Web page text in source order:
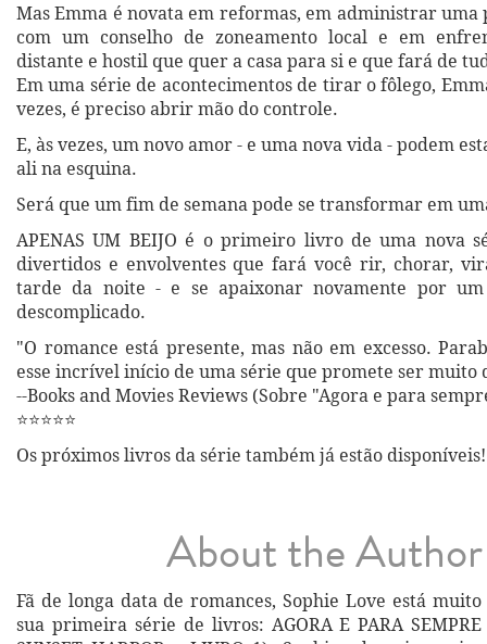
Mas Emma é novata em reformas, em administrar uma
com um conselho de zoneamento local e em
distante e hostil que quer a casa para si e que fará de
Em uma série de acontecimentos de tirar o fôlego,
vezes, é preciso abrir mão do controle.
E, às vezes, um novo amor - e uma nova vida - podem
ali na esquina.
Será que um fim de semana pode se transformar em
APENAS UM BEIJO é o primeiro livro de uma nova
divertidos e envolventes que fará você rir, chorar,
tarde da noite - e se apaixonar novamente por
descomplicado.
"O romance está presente, mas não em excesso.
esse incrível início de uma série que promete ser
--Books and Movies Reviews (Sobre "Agora e para
⭐⭐⭐⭐⭐
Os próximos livros da série também já estão disponíveis!
About the Author
Fã de longa data de romances, Sophie Love está
sua primeira série de livros: AGORA E PARA SEMPRE